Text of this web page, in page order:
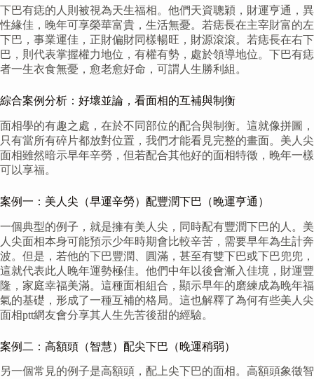
下巴有痣的人則被視為天生福相。他們天資聰穎，財運亨通，異
性緣佳，晚年可享榮華富貴，生活無憂。若痣長在主宰財富的左
下巴，事業運佳，正財偏財同樣暢旺，財源滾滾。若痣長在右下
巴，則代表掌握權力地位，有權有勢，處於領導地位。下巴有痣
者一生衣食無憂，愈老愈好命，可謂人生勝利組。
綜合案例分析：好壞並論，看面相的互補與制衡
面相學的有趣之處，在於不同部位的配合與制衡。這就像拼圖，
只有當所有碎片都放對位置，我們才能看見完整的畫面。美人尖
面相雖然暗示早年辛勞，但若配合其他好的面相特徵，晚年一樣
可以享福。
案例一：美人尖（早運辛勞）配豐潤下巴（晚運亨通）
一個典型的例子，就是擁有美人尖，同時配有豐潤下巴的人。美
人尖面相本身可能預示少年時期會比較辛苦，需要早年為生計奔
波。但是，若他的下巴豐潤、圓滿，甚至有雙下巴或下巴兜兜，
這就代表此人晚年運勢極佳。他們中年以後會漸入佳境，財運豐
隆，家庭幸福美滿。這種面相組合，顯示早年的磨練成為晚年福
氣的基礎，形成了一種互補的格局。這也解釋了為何有些美人尖
面相ptt網友會分享其人生先苦後甜的經驗。
案例二：高額頭（智慧）配尖下巴（晚運稍弱）
另一個常見的例子是高額頭，配上尖下巴的面相。高額頭象徵智